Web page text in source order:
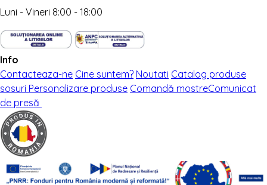
Luni - Vineri 8:00 - 18:00
Info
Contacteaza-ne Cine suntem? Noutati Catalog produse
sosuri Personalizare produse Comandă mostreComunicat
de presă